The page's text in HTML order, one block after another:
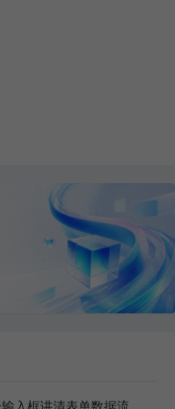
入框讲清表单数据流